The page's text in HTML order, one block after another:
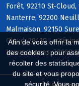
Afin de vous offrir la
des cookies : pour
récolter des
du site et vous
sécurité. Vous
Forêt, 92210 St-
Nanterre, 92200
Malmaison, 92150
Cloud, 78110 Le
Louveciennes, 78160